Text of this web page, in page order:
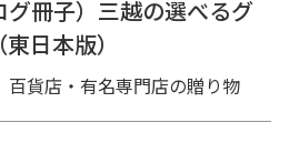
冊子）三越の選べるグ
日本版）
貨店・有名専門店の贈り物